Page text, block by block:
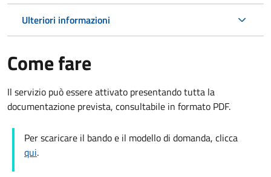
Ulteriori informazioni
Come fare
Il servizio può essere attivato presentando tutta la
documentazione prevista, consultabile in formato PDF.
Per scaricare il bando e il modello di domanda, clicca
qui.